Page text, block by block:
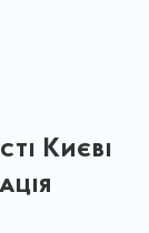
Києві